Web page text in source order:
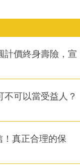
計價終身壽險，宣
可以當受益人？
！真正合理的保